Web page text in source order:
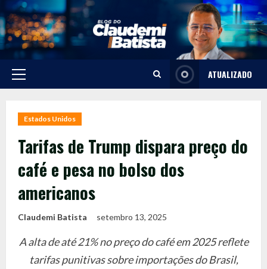
Skip
to
content
Primary
ATUALIZADO
Estados Unidos
Tarifas de Trump dispara preço do
café e pesa no bolso dos
americanos
Claudemi Batista setembro 13, 2025
A alta de até 21% no preço do café em 2025 reflete
tarifas punitivas sobre importações do Brasil,